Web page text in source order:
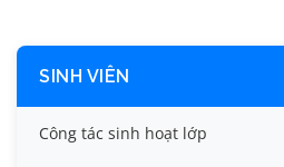
SINH VIÊN
Công tác sinh hoạt lớp